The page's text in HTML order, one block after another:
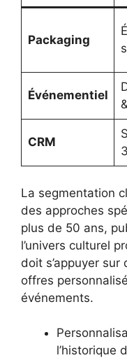
Packaging
Événementiel
CRM
La segmentation
des approches
plus de 50 ans,
l’univers culturel
doit s’appuyer
offres
événements.
l’historique